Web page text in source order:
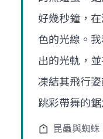
好幾秒鐘，
色的光線。
出的光軌，
凍結其飛行
跳彩帶舞的鋸
昆蟲與蜘蛛